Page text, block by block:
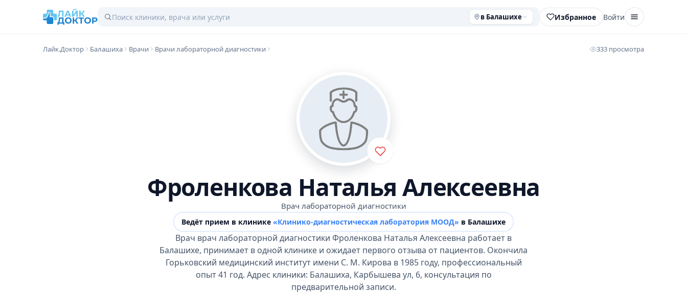
в Балашихе Избранное Войти
Лайк.Доктор Балашиха Врачи Врачи лабораторной диагностики 333 просмотра
Фроленкова Наталья Алексеевна
Врач лабораторной диагностики
Ведёт прием в клинике «Клинико-диагностическая лаборатория МООД» в Балашихе
Врач врач лабораторной диагностики Фроленкова Наталья Алексеевна работает в
Балашихе, принимает в одной клинике и ожидает первого отзыва от пациентов. Окончила
Горьковский медицинский институт имени С. М. Кирова в 1985 году, профессиональный
опыт 41 год. Адрес клиники: Балашиха, Карбышева ул, 6, консультация по
предварительной записи.